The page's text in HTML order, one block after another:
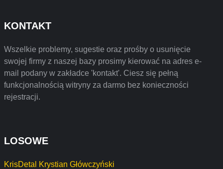
KONTAKT
Wszelkie problemy, sugestie oraz prośby o usunięcie
swojej firmy z naszej bazy prosimy kierować na adres e-
mail podany w zakładce 'kontakt'. Ciesz się pełną
funkcjonalnością witryny za darmo bez konieczności
rejestracji.
LOSOWE
KrisDetal Krystian Główczyński